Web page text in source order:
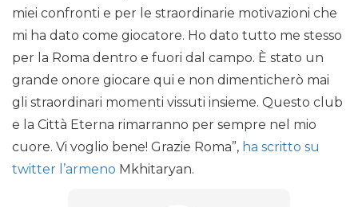
miei confronti e per le straordinarie motivazioni che
mi ha dato come giocatore. Ho dato tutto me stesso
per la Roma dentro e fuori dal campo. È stato un
grande onore giocare qui e non dimenticherò mai
gli straordinari momenti vissuti insieme. Questo club
e la Città Eterna rimarranno per sempre nel mio
cuore. Vi voglio bene! Grazie Roma”, ha scritto su
twitter l’armeno Mkhitaryan.